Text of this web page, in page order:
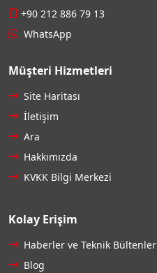
+90 212 886 79 13
WhatsApp
Müşteri Hizmetleri
Site Haritası
İletişim
Ara
Hakkımızda
KVKK Bilgi Merkezi
Kolay Erişim
Haberler ve Teknik Bültenler
Blog